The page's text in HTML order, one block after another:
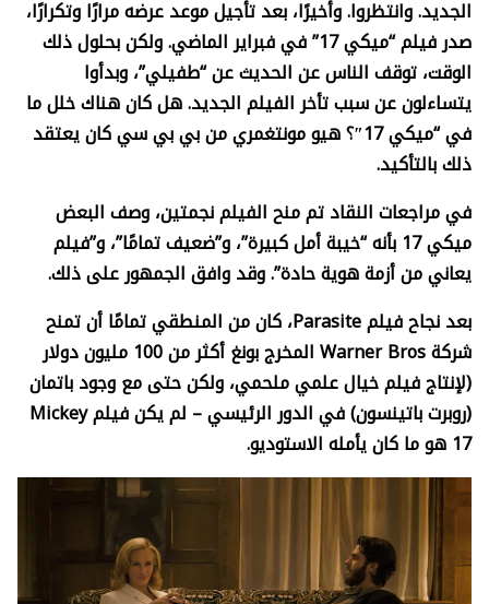
الجديد. وانتظروا. وأخيرًا، بعد تأجيل موعد عرضه مرارًا وتكرارًا،
صدر فيلم “ميكي 17” في فبراير الماضي. ولكن بحلول ذلك
الوقت، توقف الناس عن الحديث عن “طفيلي”، وبدأوا
يتساءلون عن سبب تأخر الفيلم الجديد. هل كان هناك خلل ما
في “ميكي 17″؟ هيو مونتغمري من بي بي سي كان يعتقد
ذلك بالتأكيد.
في مراجعات النقاد تم منح الفيلم نجمتين، وصف البعض
ميكي 17 بأنه “خيبة أمل كبيرة”، و”ضعيف تمامًا”، و”فيلم
يعاني من أزمة هوية حادة”. وقد وافق الجمهور على ذلك.
بعد نجاح فيلمParasite، كان من المنطقي تمامًا أن تمنح
شركةWarner Bros
المخرج بونغ أكثر من 100 مليون دولار
(لإنتاج فيلم خيال علمي ملحمي، ولكن حتى مع وجود باتمان
(روبرت باتينسون) في الدور الرئيسي – لم يكن فيلمMickey
17هو ما كان يأمله الاستوديو.